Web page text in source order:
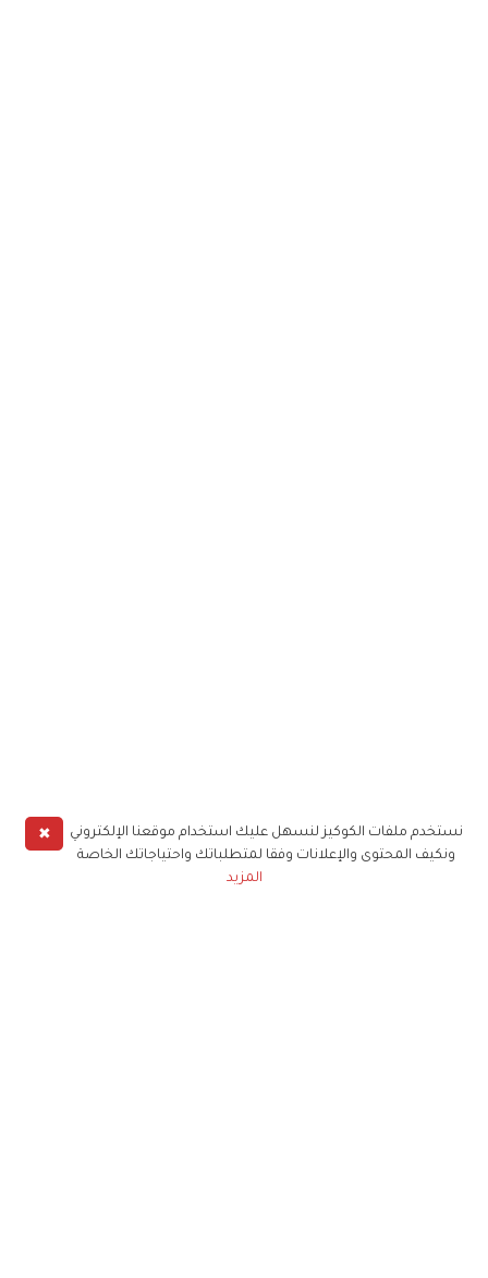
✖
نستخدم ملفات الكوكيز لنسهل عليك استخدام موقعنا الإلكتروني
ونكيف المحتوى والإعلانات وفقا لمتطلباتك واحتياجاتك الخاصة
المزيد